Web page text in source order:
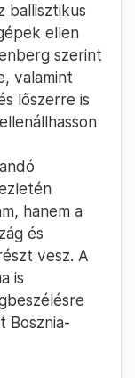
ballisztikus
ellen
szerint
valamint
lőszerre is
hanem a
és
vesz. A
is
Bosznia-